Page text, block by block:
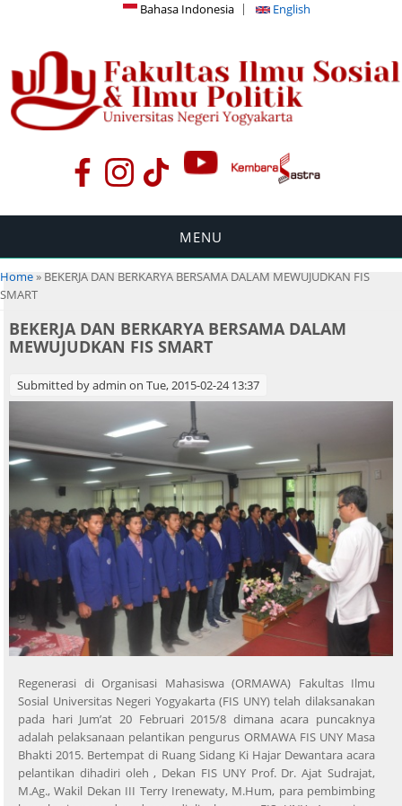
Bahasa Indonesia English
MENU
You are here
Home» BEKERJA DAN BERKARYA BERSAMA DALAM MEWUJUDKAN FIS
SMART
BEKERJA DAN BERKARYA BERSAMA DALAM
MEWUJUDKAN FIS SMART
Submitted byadmin on Tue, 2015-02-24 13:37
Regenerasi di Organisasi Mahasiswa (ORMAWA) Fakultas Ilmu
Sosial Universitas Negeri Yogyakarta (FIS UNY) telah dilaksanakan
pada hari Jum’at 20 Februari 2015/8 dimana acara puncaknya
adalah pelaksanaan pelantikan pengurus ORMAWA FIS UNY Masa
Bhakti 2015. Bertempat di Ruang Sidang Ki Hajar Dewantara acara
pelantikan dihadiri oleh , Dekan FIS UNY Prof. Dr. Ajat Sudrajat,
M.Ag., Wakil Dekan III Terry Irenewaty, M.Hum, para pembimbing